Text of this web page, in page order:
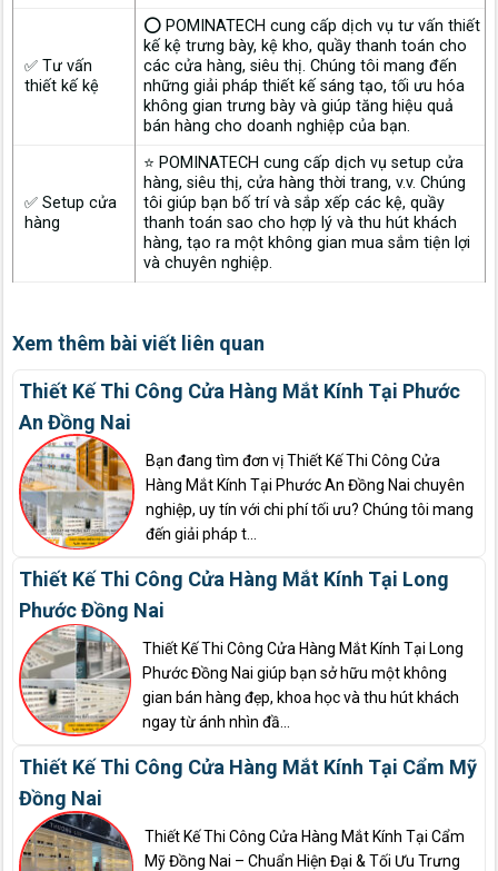
✅ Tư vấn
thiết kế kệ
⭕ POMINATECH cung cấp dịch vụ tư vấn thiết
kế kệ trưng bày, kệ kho, quầy thanh toán cho
các cửa hàng, siêu thị. Chúng tôi mang đến
những giải pháp thiết kế sáng tạo, tối ưu hóa
không gian trưng bày và giúp tăng hiệu quả
bán hàng cho doanh nghiệp của bạn.
✅ Setup cửa
hàng
⭐ POMINATECH cung cấp dịch vụ setup cửa
hàng, siêu thị, cửa hàng thời trang, v.v. Chúng
tôi giúp bạn bố trí và sắp xếp các kệ, quầy
thanh toán sao cho hợp lý và thu hút khách
hàng, tạo ra một không gian mua sắm tiện lợi
và chuyên nghiệp.
Xem thêm bài viết liên quan
Thiết Kế Thi Công Cửa Hàng Mắt Kính Tại Phước
An Đồng Nai
Bạn đang tìm đơn vị Thiết Kế Thi Công Cửa
Hàng Mắt Kính Tại Phước An Đồng Nai chuyên
nghiệp, uy tín với chi phí tối ưu? Chúng tôi mang
đến giải pháp t...
Thiết Kế Thi Công Cửa Hàng Mắt Kính Tại Long
Phước Đồng Nai
Thiết Kế Thi Công Cửa Hàng Mắt Kính Tại Long
Phước Đồng Nai giúp bạn sở hữu một không
gian bán hàng đẹp, khoa học và thu hút khách
ngay từ ánh nhìn đầ...
Thiết Kế Thi Công Cửa Hàng Mắt Kính Tại Cẩm Mỹ
Đồng Nai
Thiết Kế Thi Công Cửa Hàng Mắt Kính Tại Cẩm
Mỹ Đồng Nai – Chuẩn Hiện Đại & Tối Ưu Trưng